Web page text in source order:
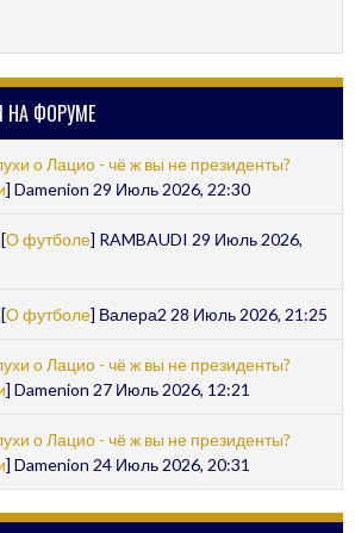
НА ФОРУМЕ
о Лацио - чё ж вы не президенты?
] Damenion 29 Июль 2026, 22:30
[О футболе] RAMBAUDI 29 Июль 2026,
[О футболе] Валера2 28 Июль 2026, 21:25
о Лацио - чё ж вы не президенты?
] Damenion 27 Июль 2026, 12:21
о Лацио - чё ж вы не президенты?
] Damenion 24 Июль 2026, 20:31